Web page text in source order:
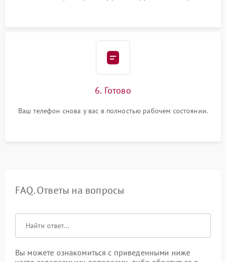
6. Готово
Ваш телефон снова у вас в полностью рабочем состоянии.
FAQ. Ответы на вопросы
Вы можете ознакомиться с приведенными ниже